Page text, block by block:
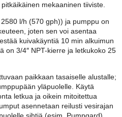
mekaaninen tiiviste.
l/h (570 gph)) ja pumppu on
joten sen voi asentaa
kuivakäyntiä 10 min alkuimun
on 3/4″ NPT-kierre ja letkukoko 25
paikkaan tasaiselle alustalle;
yläpuolelle. Käytä
letkua ja oikein mitoitettua
asennetaan reilusti vesirajan